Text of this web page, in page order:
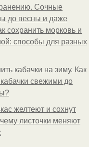
Сочные
до весны и даже
сохранить морковь и
способы для разных
кабачки на зиму. Как
свежими до
желтеют и сохнут
листочки меняют